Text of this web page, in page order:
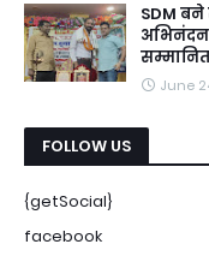
SDM
June
FOLLOW US
{getSocial}
facebook